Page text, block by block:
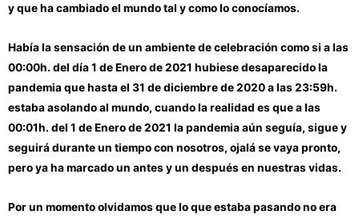
y que ha cambiado el mundo tal y como lo conocíamos.
Había la sensación de un ambiente de celebración como si a las
00:00h. del día 1 de Enero de 2021 hubiese desaparecido la
pandemia que hasta el 31 de diciembre de 2020 a las 23:59h.
estaba asolando al mundo, cuando la realidad es que a las
00:01h. del 1 de Enero de 2021 la pandemia aún seguía, sigue y
seguirá durante un tiempo con nosotros, ojalá se vaya pronto,
pero ya ha marcado un antes y un después en nuestras vidas.
Por un momento olvidamos que lo que estaba pasando no era